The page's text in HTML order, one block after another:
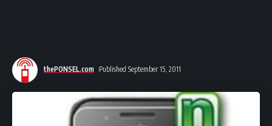
thePONSEL.com Published September 15, 2011